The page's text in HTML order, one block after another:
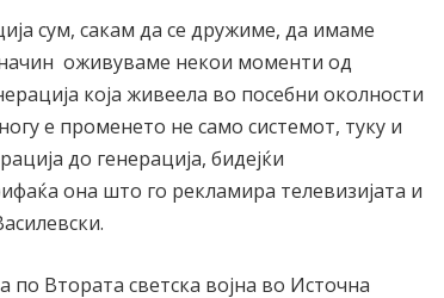
сум, сакам да се дружиме, да имаме
оживуваме некои моменти од
која живеела во посебни околности
е променето не само системот, туку и
до генерација, бидејќи
она што го рекламира телевизијата и
по Втората светска војна во Источна